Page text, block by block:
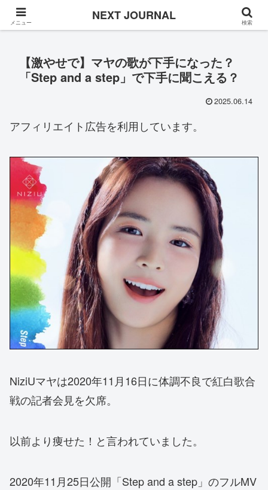
Once in a while
【激やせで】マヤの歌が下手になった？
「Step and a step」で下手に聞こえる？
2025.06.14
アフィリエイト広告を利用しています。
NiziUマヤは2020年11月16日に体調不良で紅白歌合
戦の記者会見を欠席。
以前より痩せた！と言われていました。
2020年11月25日公開「Step and a step」のフルMV
メニュー NEXT JOURNAL 検索